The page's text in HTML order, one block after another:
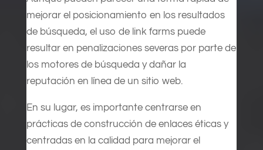
mejorar el posicionamiento en los resultados
de búsqueda, el uso de link farms puede
resultar en penalizaciones severas por parte de
los motores de búsqueda y dañar la
reputación en línea de un sitio web.
En su lugar, es importante centrarse en
prácticas de construcción de enlaces éticas y
centradas en la calidad para mejorar el